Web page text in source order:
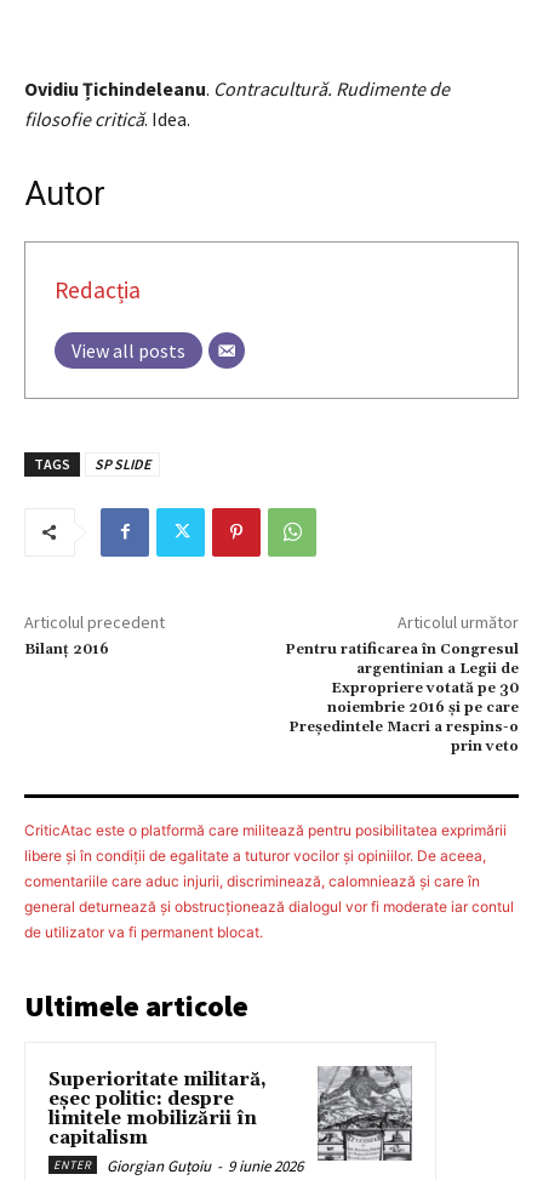
Ovidiu Țichindeleanu. Contracultură. Rudimente de
filosofie critică. Idea.
Autor
Redacția
View all posts
TAGS SP SLIDE
Articolul precedent
Bilanț 2016
Articolul următor
Pentru ratificarea în Congresul
argentinian a Legii de
Expropriere votată pe 30
noiembrie 2016 și pe care
Președintele Macri a respins-o
prin veto
CriticAtac este o platformă care militează pentru posibilitatea exprimării
libere şi în condiţii de egalitate a tuturor vocilor şi opiniilor. De aceea,
comentariile care aduc injurii, discriminează, calomniează şi care în
general deturnează şi obstrucţionează dialogul vor fi moderate iar contul
de utilizator va fi permanent blocat.
Ultimele articole
Superioritate militară,
eșec politic: despre
limitele mobilizării în
capitalism
ENTER Giorgian Guțoiu - 9 iunie 2026